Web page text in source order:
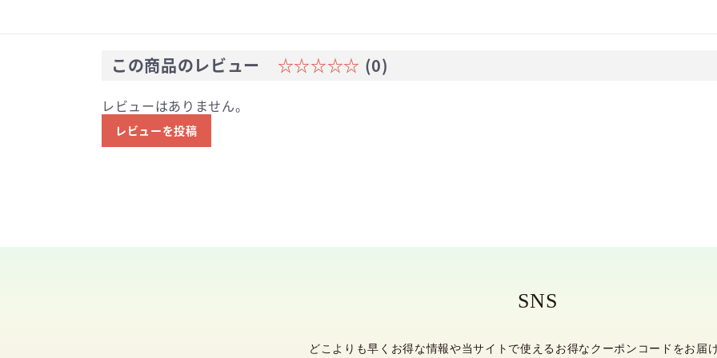
この商品のレビュー ☆☆☆☆☆ (0)
レビューはありません。
レビューを投稿
SNS
どこよりも早くお得な情報や当サイトで使える お得なクーポンコードをお届